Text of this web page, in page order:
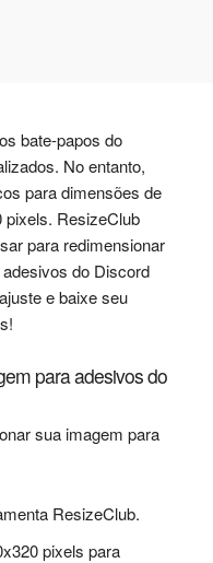
bate-papos do
No entanto,
para dimensões de
pixels. ResizeClub
para redimensionar
do Discord
e baixe seu
para adesivos do
sua imagem para
ResizeClub.
pixels para